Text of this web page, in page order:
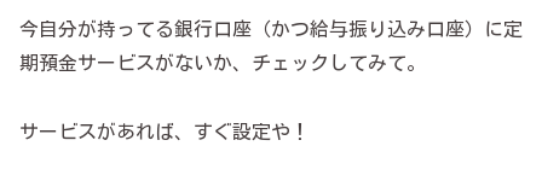
今自分が持ってる銀行口座（かつ給与振り込み口座）に定
期預金サービスがないか、チェックしてみて。
サービスがあれば、すぐ設定や！